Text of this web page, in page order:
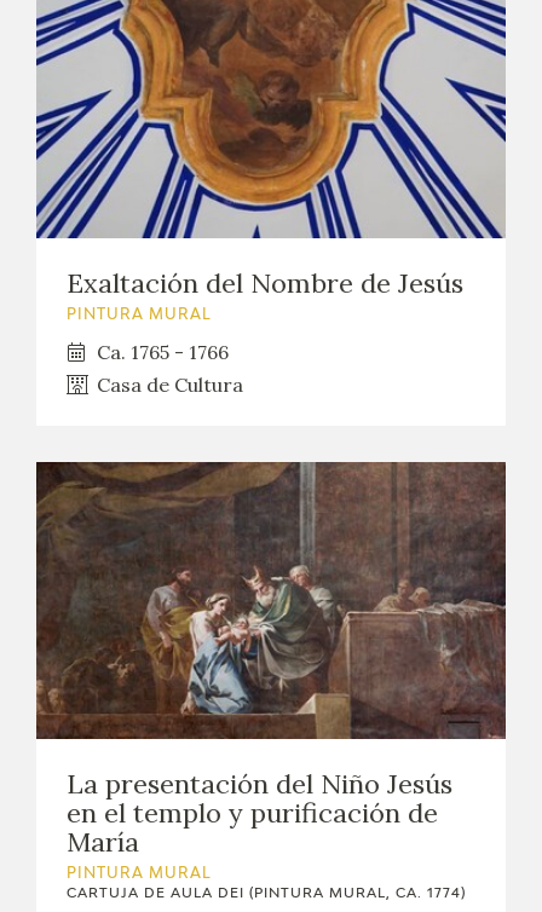
Exaltación del Nombre de Jesús
PINTURA MURAL
Ca. 1765 - 1766
Casa de Cultura
La presentación del Niño Jesús
en el templo y purificación de
María
PINTURA MURAL
CARTUJA DE AULA DEI (PINTURA MURAL, CA. 1774)